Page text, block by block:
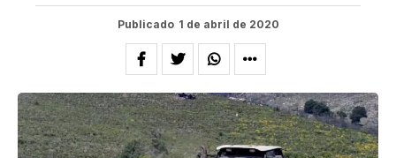
Publicado 1 de abril de 2020